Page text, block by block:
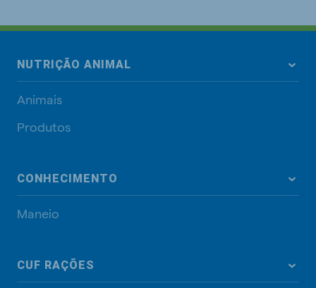
NUTRIÇÃO ANIMAL
Animais
Produtos
CONHECIMENTO
Maneio
CUF RAÇÕES